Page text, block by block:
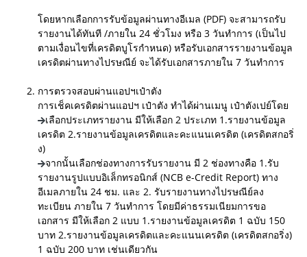
โดยหากเลือกการรับข้อมูลผ่านทางอีเมล (PDF) จะสามารถรับ
รายงานได้ทันที /ภายใน 24 ชั่วโมง หรือ 3 วันทำการ (เป็นไป
ตามเงื่อนไขที่เครดิตบูโรกำหนด) หรือรับเอกสารรายงานข้อมูล
เครดิตผ่านทางไปรษณีย์ จะได้รับเอกสารภายใน 7 วันทำการ
การตรวจสอบผ่านแอปฯเป๋าตัง
การเช็คเครดิตผ่านแอปฯ เป๋าตัง ทำได้ผ่านเมนู เป๋าตังเปย์โดย
เลือกประเภทรายงาน มีให้เลือก 2 ประเภท 1.รายงานข้อมูล
เครดิต 2.รายงานข้อมูลเครดิตและคะแนนเครดิต (เครดิตสกอริ่
ง)
จากนั้นเลือกช่องทางการรับรายงาน มี 2 ช่องทางคือ 1.รับ
รายงานรูปแบบอิเล็กทรอนิกส์ (NCB e-Credit Report) ทาง
อีเมลภายใน 24 ชม. และ 2. รับรายงานทางไปรษณีย์ลง
ทะเบียน ภายใน 7 วันทำการ โดยมีค่าธรรมเนียมการขอ
เอกสาร มีให้เลือก 2 แบบ 1.รายงานข้อมูลเครดิต 1 ฉบับ 150
บาท 2.รายงานข้อมูลเครดิตและคะแนนเครดิต (เครดิตสกอริ่ง)
1 ฉบับ 200 บาท เช่นเดียวกัน